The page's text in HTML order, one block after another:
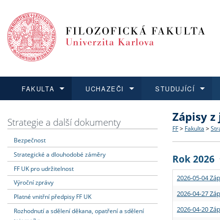
FAKULTA
Dozvědět se více
Struktura
Strategie
Podpora
UCHAZEČI
Podat přihlášku
Co
Učitelské
STUDUJÍCÍ
Dozvědět se více
Rigorózní
Dozvědět se více
O vědě a
Granty a
Dozvědět se více
Aktuální
Strategie a další dokumenty
Bezpečnost
Strategické a dlouhodobé záměry
FF UK pro udržitelnost
Výroční zprávy
Platné vnitřní předpisy FF UK
Rozhodnutí a sdělení děkana, opatření a sdělení
Zápisy
FF > Fakulta >
Rok 2026
2026-05-04
2026-04-27
2026-04-20